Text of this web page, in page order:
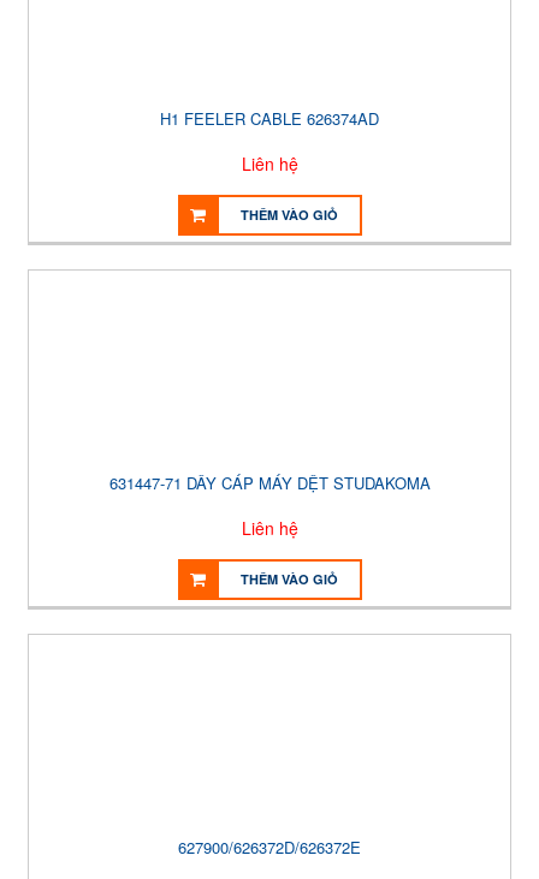
H1 FEELER CABLE 626374AD
Liên hệ
THÊM VÀO GIỎ
631447-71 DÂY CÁP MÁY DỆT STUDAKOMA
Liên hệ
THÊM VÀO GIỎ
627900/626372D/626372E